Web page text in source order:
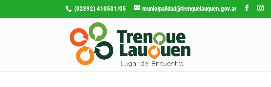
(02392) 410501/05 municipalidad@trenquelauquen.gov.ar